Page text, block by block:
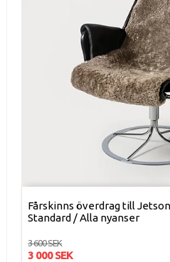
Fårskinns överdrag till
Standard / Alla nyanser
3 600 SEK
3 000 SEK